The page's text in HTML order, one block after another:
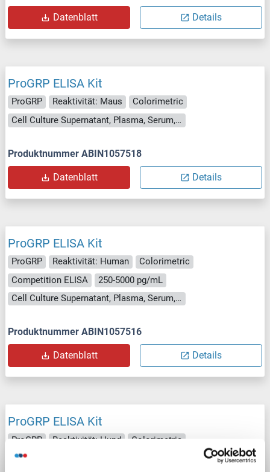
Datenblatt Details
ProGRP ELISA Kit
ProGRP Reaktivität: Maus
Colorimetric
Cell Culture Supernatant, Plasma, Serum, Tissue Homogenate
Produktnummer ABIN1057518
Datenblatt Details
ProGRP ELISA Kit
ProGRP Reaktivität: Human
Colorimetric
Competition ELISA
250-5000 pg/mL
Cell Culture Supernatant, Plasma, Serum, Tissue Homogenate
Produktnummer ABIN1057516
Datenblatt Details
ProGRP ELISA Kit
ProGRP Reaktivität: Hund
Colorimetric